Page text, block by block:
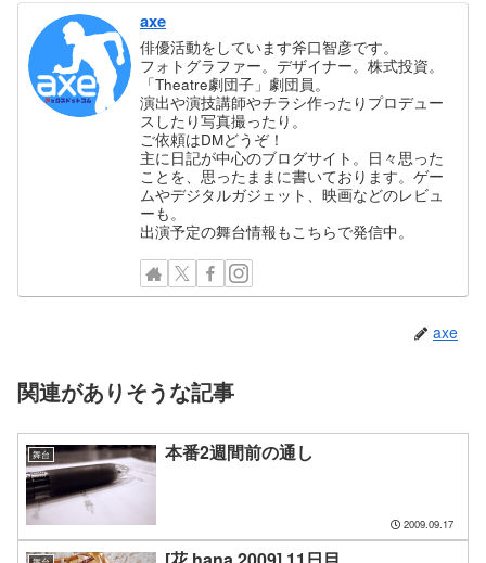
axe
俳優活動をしています斧口智彦です。
フォトグラファー。デザイナー。株式投資。
「Theatre劇団子」劇団員。
演出や演技講師やチラシ作ったりプロデュー
スしたり写真撮ったり。
ご依頼はDMどうぞ！
主に日記が中心のブログサイト。日々思った
ことを、思ったままに書いております。ゲー
ムやデジタルガジェット、映画などのレビュ
ーも。
出演予定の舞台情報もこちらで発信中。
axe
関連がありそうな記事
舞台 本番2週間前の通し
2009.09.17